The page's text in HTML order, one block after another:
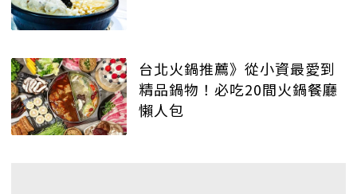
台北火鍋推薦》從小資最愛到
精品鍋物！必吃20間火鍋餐廳
懶人包